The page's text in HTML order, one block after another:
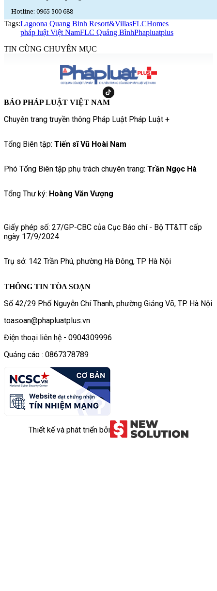
Hotline: 0965 300 688
Tags:Lagoona Quang Binh Resort&VillasFLCHomes
pháp luật Việt NamFLC Quảng BìnhPhapluatplus
TIN CÙNG CHUYÊN MỤC
BÁO PHÁP LUẬT VIỆT NAM
Chuyên trang truyền thông Pháp Luật Pháp Luật +
Tổng Biên tập: Tiến sĩ Vũ Hoài Nam
Phó Tổng Biên tập phụ trách chuyên trang: Trần Ngọc Hà
Tổng Thư ký: Hoàng Văn Vượng
Giấy phép số: 27/GP-CBC của Cục Báo chí - Bộ TT&TT cấp
ngày 17/9/2024
Trụ sở: 142 Trần Phú, phường Hà Đông, TP Hà Nội
THÔNG TIN TÒA SOẠN
Số 42/29 Phố Nguyễn Chí Thanh, phường Giảng Võ, TP. Hà Nội
toasoan@phapluatplus.vn
Điện thoại liên hệ - 0904309996
Quảng cáo : 0867378789
Thiết kế và phát triển bởi